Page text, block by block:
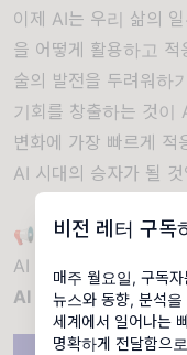
비전 레터 구독
매주 월요일, 구독
뉴스와 동향, 분석
세계에서 일어나는
명확하게 전달함으
이제 AI는 우리 삶의
을 어떻게 활용하고
술의 발전을 두려워하
기회를 창출하는 것이
변화에 가장 빠르게 적
AI 시대의 승자가 될 것
📢이벤트(행사,세미나,
AI SEOUL 2025
AI for a Harmonious